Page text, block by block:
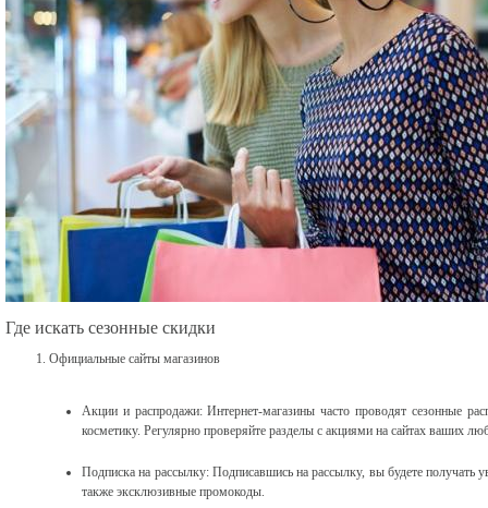
Где искать сезонные скидки
Официальные сайты магазинов
Акции и распродажи: Интернет-магазины часто проводят сезонные
косметику. Регулярно проверяйте разделы с акциями на сайтах ваших
Подписка на рассылку: Подписавшись на рассылку, вы будете получать
также эксклюзивные промокоды.